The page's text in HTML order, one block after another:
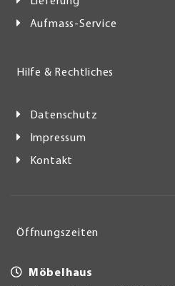
Aufmass-Service
Hilfe & Rechtliches
Datenschutz
Impressum
Kontakt
Öffnungszeiten
Möbelhaus